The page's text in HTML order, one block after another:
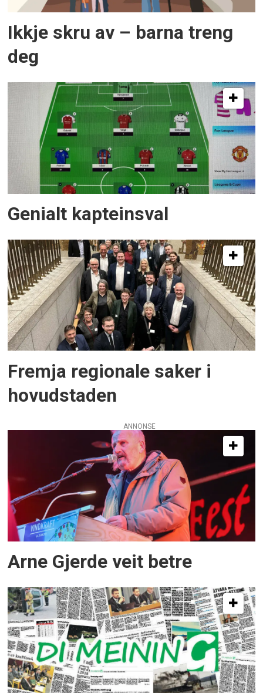
Ikkje skru av – barna treng
deg
Genialt kapteinsval
Fremja regionale saker i
hovudstaden
ANNONSE
Arne Gjerde veit betre